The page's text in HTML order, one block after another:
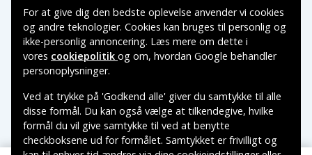
Betalingsmuligheder
Leveringsmuligheder
For at give dig den bedste oplevelse anvender vi cookies
og andre teknologier. Cookies kan bruges til personlig og
ikke-personlig annoncering. Læs mere om dette i
vores cookiepolitik og om, hvordan Google behandler
personoplysninger.
Ved at trykke på 'Godkend alle' giver du samtykke til alle
disse formål. Du kan også vælge at tilkendegive, hvilke
formål du vil give samtykke til ved at benytte
checkboksene ud for formålet. Samtykket er frivilligt og